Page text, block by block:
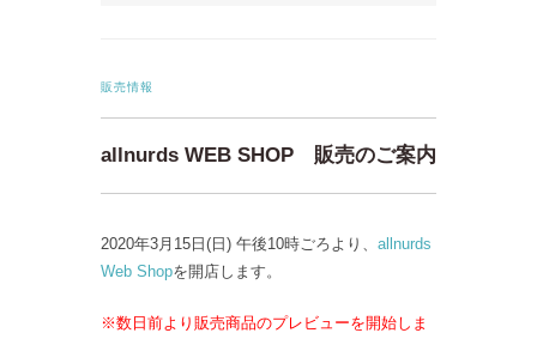
販売情報
allnurds WEB SHOP 販売のご案内
2020年3月15日(日) 午後10時ごろより、 allnurds
Web Shopを開店します。
※数日前より販売商品のプレビューを開始しま